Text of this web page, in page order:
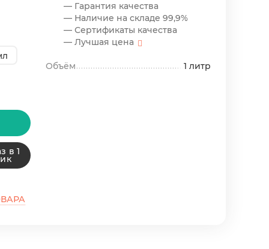
в 1
— Гарантия качества
— Наличие на складе 99,9%
— Сертификаты качества
— Лучшая цена
Объём 1 литр